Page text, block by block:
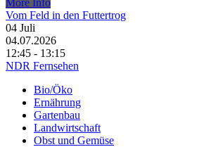
Vom Feld in den Futtertrog
04 Juli
04.07.2026
12:45 - 13:15
NDR Fernsehen
Bio/Öko
Ernährung
Gartenbau
Landwirtschaft
Obst und Gemüse